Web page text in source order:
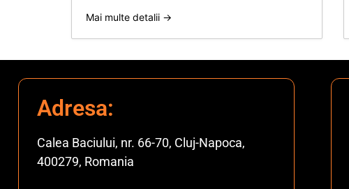
Mai multe detalii
Adresa:
Calea Baciului, nr. 66-70, Cluj-Napoca,
400279, Romania